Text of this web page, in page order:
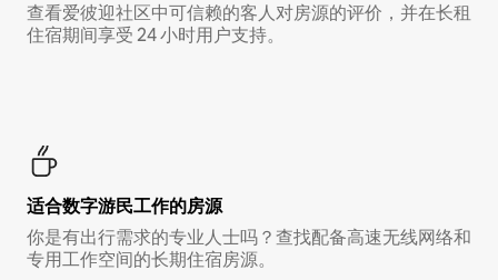
查看爱彼迎社区中可信赖的客人对房源的评价，并在长租
住宿期间享受 24 小时用户支持。
适合数字游民工作的房源
你是有出行需求的专业人士吗？查找配备高速无线网络和
专用工作空间的长期住宿房源。